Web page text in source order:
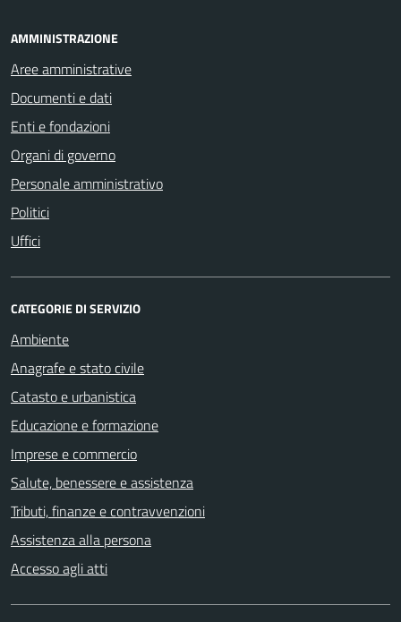
AMMINISTRAZIONE
Aree amministrative
Documenti e dati
Enti e fondazioni
Organi di governo
Personale amministrativo
Politici
Uffici
CATEGORIE DI SERVIZIO
Ambiente
Anagrafe e stato civile
Catasto e urbanistica
Educazione e formazione
Imprese e commercio
Salute, benessere e assistenza
Tributi, finanze e contravvenzioni
Assistenza alla persona
Accesso agli atti